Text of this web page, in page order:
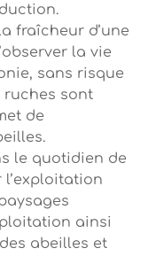
fraîcheur d’une
la vie
sans risque
ruches sont
de
le quotidien de
l’exploitation
ainsi
abeilles et